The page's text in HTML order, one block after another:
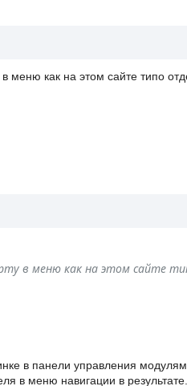
меню как на этом сайте типо
в меню как на этом сайте
в панели управления
в меню навигации в результате.